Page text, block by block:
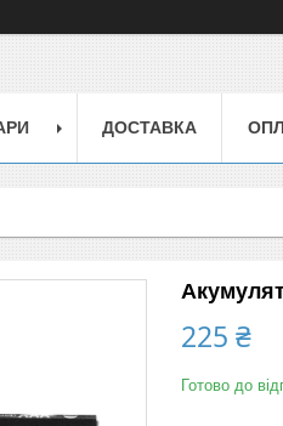
ДОСТАВКА
225 ₴
Готово до